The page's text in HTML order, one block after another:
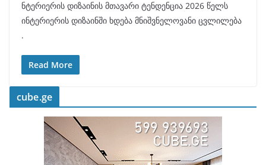
ნტერიერის დიზაინის მთავარი ტენდენცია 2026 წელს
ინტერიერის დიზაინში ხდება მნიშვნელოვანი ცვლილება
.
Read More
cube.ge